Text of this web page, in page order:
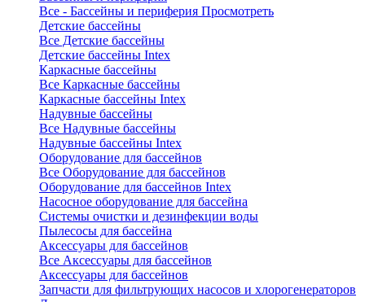
Все - Бассейны и периферия Просмотреть
Детские бассейны
Все Детские бассейны
Детские бассейны Intex
Каркасные бассейны
Все Каркасные бассейны
Каркасные бассейны Intex
Надувные бассейны
Все Надувные бассейны
Надувные бассейны Intex
Оборудование для бассейнов
Все Оборудование для бассейнов
Оборудование для бассейнов Intex
Насосное оборудование для бассейна
Системы очистки и дезинфекции воды
Пылесосы для бассейна
Аксессуары для бассейнов
Все Аксессуары для бассейнов
Аксессуары для бассейнов
Запчасти для фильтрующих насосов и хлорогенераторов